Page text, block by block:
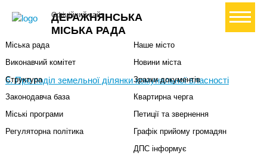
ДЕРАЖНЯНСЬКА
МІСЬКА РАДА
Офіційний сайт+ Створити петицію
6. Про поділ земельної ділянки комунальної власності
Міський голова
Міська рада
Виконавчий комітет
Структура
Законодавча база
Міські програми
Регуляторна політика
Наше місто
Новини міста
Зразки документів
Квартирна черга
Петиції та звернення
Графік прийому громадян
ДПС інформує